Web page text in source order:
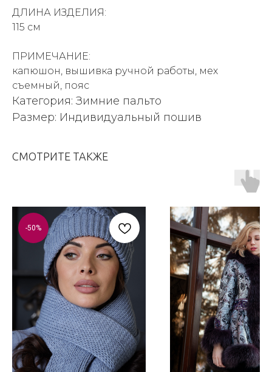
ДЛИНА ИЗДЕЛИЯ:
115 см
ПРИМЕЧАНИЕ:
капюшон, вышивка ручной работы, мех
съемный, пояс
Категория: Зимние пальто
Размер: Индивидуальный пошив
СМОТРИТЕ ТАКЖЕ
-50%